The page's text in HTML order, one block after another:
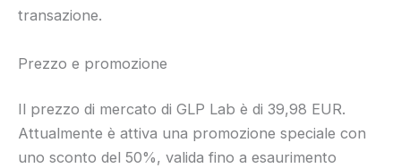
transazione.
Prezzo e promozione
Il prezzo di mercato di GLP Lab è di 39,98 EUR.
Attualmente è attiva una promozione speciale con
uno sconto del 50%, valida fino a esaurimento